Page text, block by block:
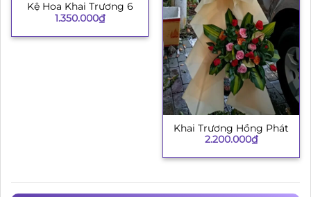
Kệ Hoa Khai Trương 6
1.350.000₫
Khai Trương Hồng Phát
2.200.000₫